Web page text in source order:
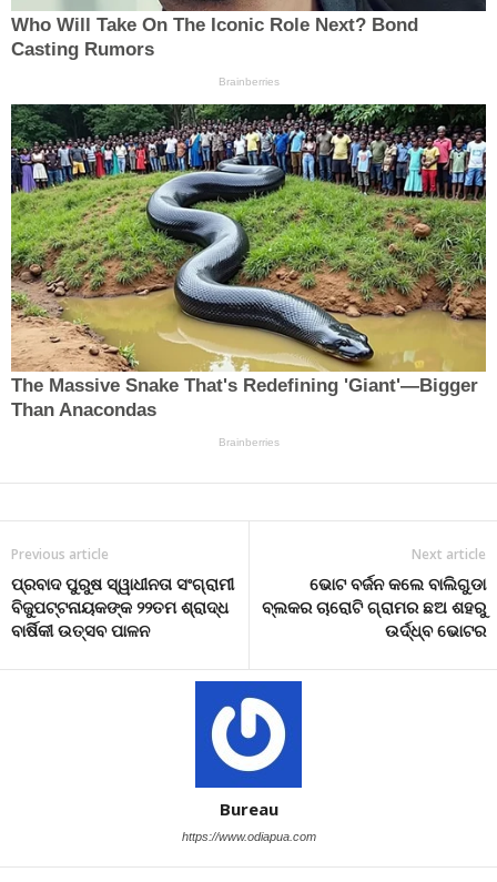
Previous article
ପ୍ରବାଦ ପୁରୁଷ ସ୍ୱାଧୀନତା ସଂଗ୍ରାମୀ
ବିଜୁପଟ୍ଟନାୟକଙ୍କ ୨୨ତମ ଶ୍ରାଦ୍ଧ
ବାର୍ଷିକୀ ଉତ୍ସବ ପାଳନ
Next article
ଭୋଟ ବର୍ଜନ କଲେ ବାଲିଗୁଡା
ବ୍ଲକର ଚାରୋଟି ଗ୍ରାମର ଛଅ ଶହରୁ
ଉର୍ଦ୍ଧ୍ବ ଭୋଟର
Bureau
https://www.odiapua.com